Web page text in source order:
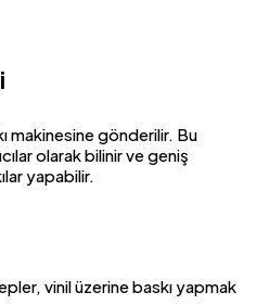
makinesine gönderilir. Bu
olarak bilinir ve geniş
yapabilir.
vinil üzerine baskı yapmak